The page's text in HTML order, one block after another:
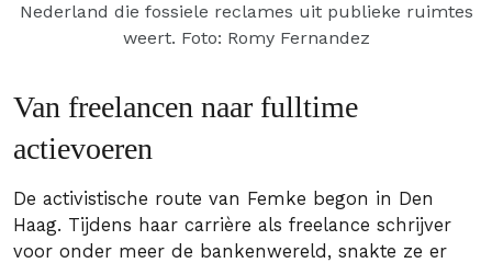
Nederland die fossiele reclames uit publieke ruimtes
weert. Foto: Romy Fernandez
Van freelancen naar fulltime
actievoeren
De activistische route van Femke begon in Den
Haag. Tijdens haar carrière als freelance schrijver
voor onder meer de bankenwereld, snakte ze er